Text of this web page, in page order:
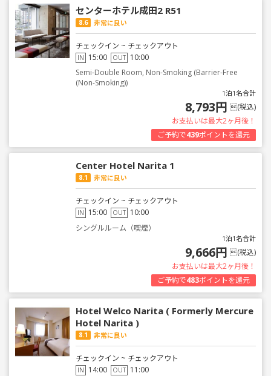
センターホテル成田2 R51
8.6 非常に良い
チェックイン ~ チェックアウト
IN 15:00 OUT 10:00
Semi-Double Room, Non-Smoking (Barrier-Free
(Non-Smoking))
1泊1名合計
8,793円 (税込)
お支払いは最大2ヶ月後！
ご予約で439ポイントを還元
Center Hotel Narita 1
8.1 非常に良い
チェックイン ~ チェックアウト
IN 15:00 OUT 10:00
シングルルーム（喫煙）
1泊1名合計
9,666円 (税込)
お支払いは最大2ヶ月後！
ご予約で483ポイントを還元
Hotel Welco Narita ( Formerly Mercure
Hotel Narita )
8.1 非常に良い
チェックイン ~ チェックアウト
IN 14:00 OUT 11:00